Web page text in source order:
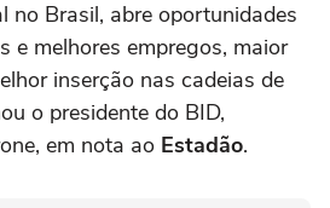
no Brasil, abre oportunidades
e melhores empregos, maior
inserção nas cadeias de
o presidente do BID,
em nota ao Estadão.